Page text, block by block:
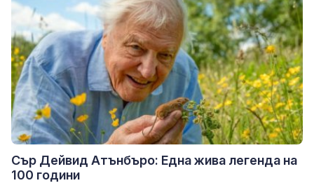
Сър Дейвид Атънбъро: Една жива легенда на
100 години